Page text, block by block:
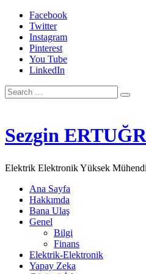
Facebook
Twitter
Instagram
Pinterest
You Tube
LinkedIn
Search
for:
Sezgin
Elektrik Elektronik Yüksek
Ana Sayfa
Hakkımda
Bana Ulaş
Genel
Bilgi
Finans
Elektrik-Elektronik
Yapay Zeka